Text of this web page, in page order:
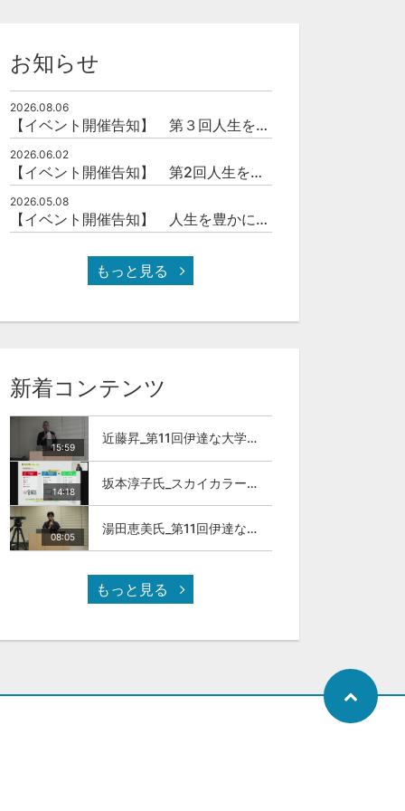
お知らせ
2026.08.06
【イベント開催告知】 第３回人生を豊かにする「本の力」を学ぶ会
2026.06.02
【イベント開催告知】 第2回人生を豊かにする「本の力」を学ぶ会
2026.05.08
【イベント開催告知】 人生を豊かにする「本の力」を学ぶ会
もっと見る
新着コンテンツ
15:59
近藤昇_第11回伊達な大学院セミナー
14:18
坂本淳子氏_スカイカラー人材とは
08:05
湯田恵美氏_第11回伊達な大学院セミナー
もっと見る